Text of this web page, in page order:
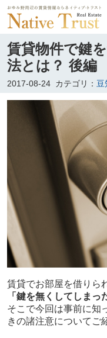
賃貸物件で鍵
法とは？ 後編
2017-08-24 カテゴリ： 豆
賃貸でお部屋を借りら
「鍵を無くしてしまっ
そこで今回は事前に知
きの諸注意についてご